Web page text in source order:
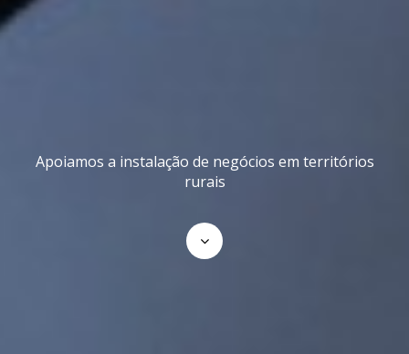
Apoiamos a instalação de negócios em territórios
rurais